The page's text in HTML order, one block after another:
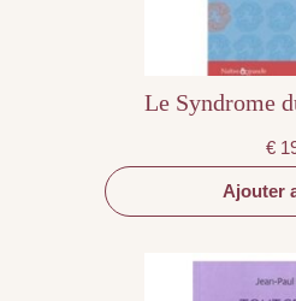
Le Syndrome
€
Ajouter